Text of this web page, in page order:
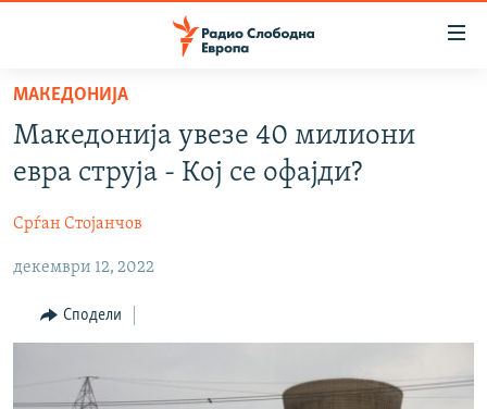
Оди
содржината
Оди
главната
Премини
ВИЗУЕЛНО
ВЕСТИ
ШТО ТРЕБА ДА ЗНАЕТЕ
ПРИЈАВИ СЕ ЗА ЊУЗЛЕТЕР
МАКЕДОНИЈА
Македонија увезе 40 милиони
евра струја - Кој се офајди?
Срѓан Стојанчов
декември 12, 2022
Сподели